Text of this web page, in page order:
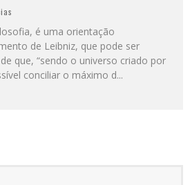
é uma orientação
de Leibniz, que pode ser
que, “sendo o universo criado por
conciliar o máximo d...